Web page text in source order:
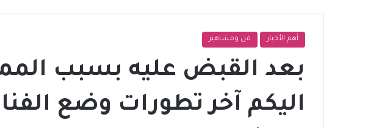
أهم الأخبار فن ومشاهير
بعد القبض عليه بسبب
اليكم آخر تطورات وضع